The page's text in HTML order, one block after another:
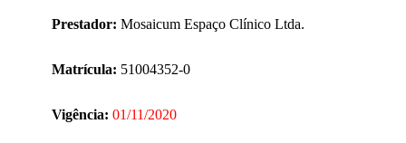
Prestador: Mosaicum Espaço Clínico Ltda.
Matrícula: 51004352-0
Vigência: 01/11/2020